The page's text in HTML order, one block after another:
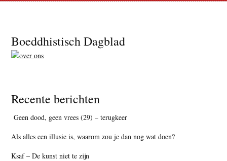
Footer
Boeddhistisch Dagblad
Recente berichten
Geen dood, geen vrees (29) – terugkeer
Als alles een illusie is, waarom zou je dan nog wat doen?
Ksaf – De kunst niet te zijn